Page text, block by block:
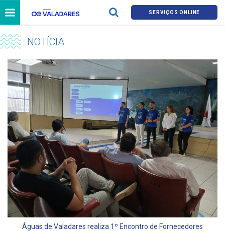
SERVIÇOS ONLINE
NOTÍCIA
Águas de Valadares realiza 1º Encontro de Fornecedores